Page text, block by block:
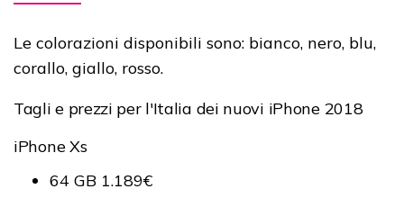
Le colorazioni disponibili sono: bianco, nero, blu,
corallo, giallo, rosso.
Tagli e prezzi per l'Italia dei nuovi iPhone 2018
iPhone Xs
64 GB 1.189€